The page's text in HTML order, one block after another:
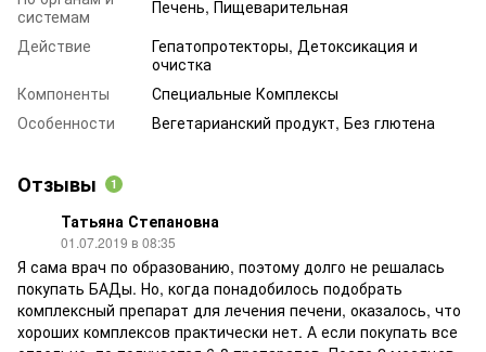
системам
Печень, Пищеварительная
Действие
Гепатопротекторы, Детоксикация и
очистка
Компоненты
Специальные Комплексы
Особенности
Вегетарианский продукт, Без глютена
Отзывы 1
Татьяна Степановна
01.07.2019 в 08:35
Я сама врач по образованию, поэтому долго не решалась
покупать БАДы. Но, когда понадобилось подобрать
комплексный препарат для лечения печени, оказалось, что
хороших комплексов практически нет. А если покупать все